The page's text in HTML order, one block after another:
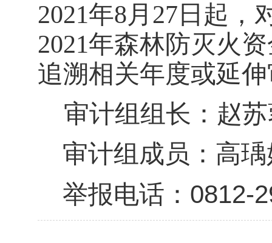
2021年8月27日起，
2021年森林防灭火
追溯相关年度或延
审计组组长：赵
审计组成员：高瑀
举报电话： 0812-